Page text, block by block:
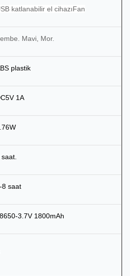
katlanabilir el cihazıFan
Mavi, Mor.
plastik
1A
8 saat
3.7V 1800mAh